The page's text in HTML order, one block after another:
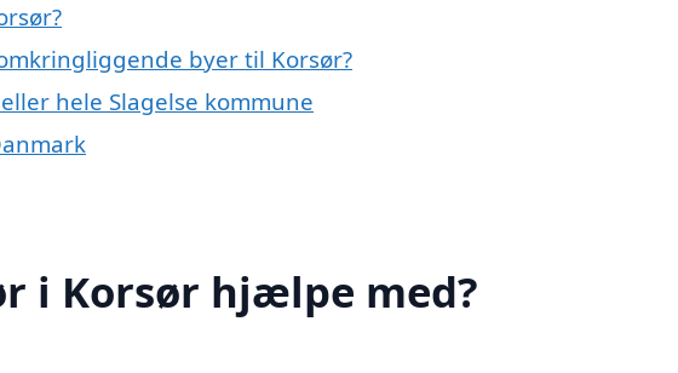
byer til Korsør?
hele Slagelse kommune
i Korsør hjælpe med?